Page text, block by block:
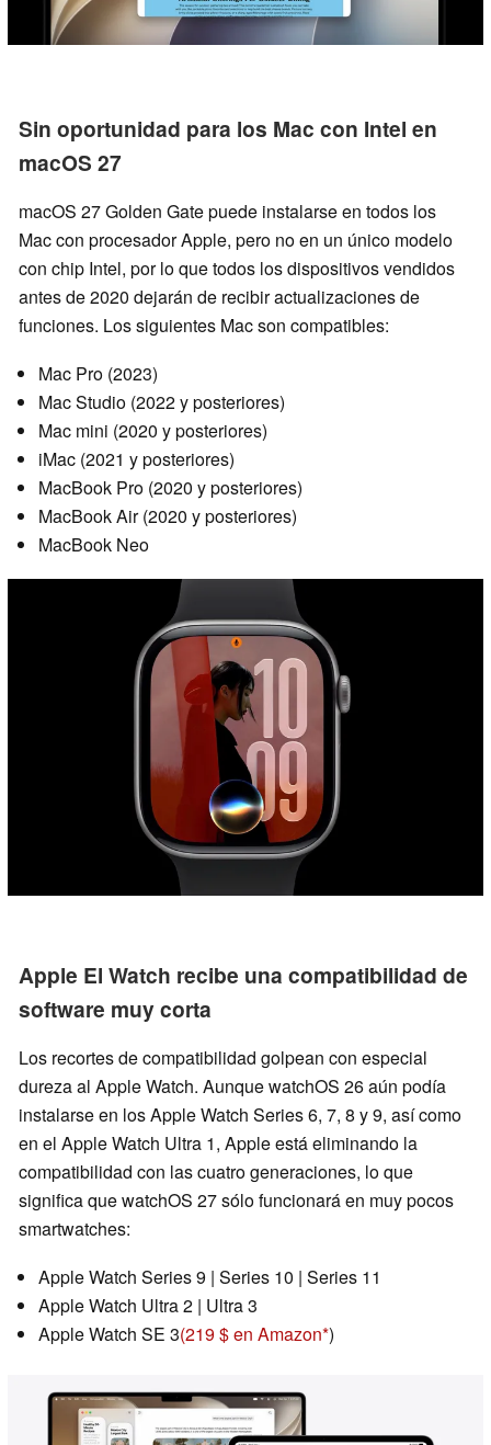
Sin oportunidad para los Mac con Intel en
macOS 27
macOS 27 Golden Gate puede instalarse en todos los
Mac con procesador Apple, pero no en un único modelo
con chip Intel, por lo que todos los dispositivos vendidos
antes de 2020 dejarán de recibir actualizaciones de
funciones. Los siguientes Mac son compatibles:
Mac Pro (2023)
Mac Studio (2022 y posteriores)
Mac mini (2020 y posteriores)
iMac (2021 y posteriores)
MacBook Pro (2020 y posteriores)
MacBook Air (2020 y posteriores)
MacBook Neo
Apple El Watch recibe una compatibilidad de
software muy corta
Los recortes de compatibilidad golpean con especial
dureza al Apple Watch. Aunque watchOS 26 aún podía
instalarse en los Apple Watch Series 6, 7, 8 y 9, así como
en el Apple Watch Ultra 1, Apple está eliminando la
compatibilidad con las cuatro generaciones, lo que
significa que watchOS 27 sólo funcionará en muy pocos
smartwatches:
Apple Watch Series 9 | Series 10 | Series 11
Apple Watch Ultra 2 | Ultra 3
Apple Watch SE 3(219 $ en Amazon )